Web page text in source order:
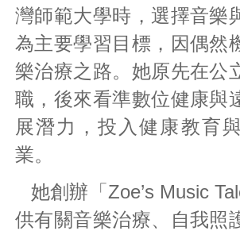
灣師範大學時，選擇音樂
為主要學習目標，因偶然
樂治療之路。她原先在公
職，後來看準數位健康與
展潛力，投入健康教育
業。
她創辦「Zoe’s Music
供有關音樂治療、自我照